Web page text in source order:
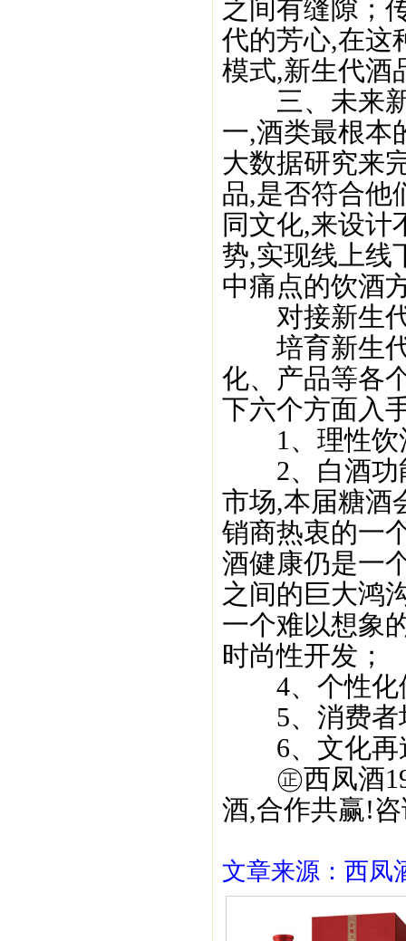
之间有缝隙；
代的芳心,在这
模式,新生代酒
三、未来新
一,酒类最根本
大数据研究来
品,是否符合他
同文化,来设计
势,实现线上线
中痛点的饮酒
对接新生代
培育新生代
化、产品等各
下六个方面入
1、理性饮
2、白酒功
市场,本届糖酒
销商热衷的一
酒健康仍是一
之间的巨大鸿
一个难以想象
时尚性开发；
4、个性化
5、消费者
6、文化再
㊣西凤酒
酒,合作共赢!咨
文章来源：西凤